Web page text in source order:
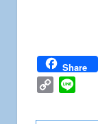
Share
Copy